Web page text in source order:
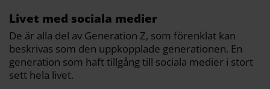
Livet med sociala medier
De är alla del av Generation Z, som förenklat kan
beskrivas som den uppkopplade generationen. En
generation som haft tillgång till sociala medier i stort
sett hela livet.